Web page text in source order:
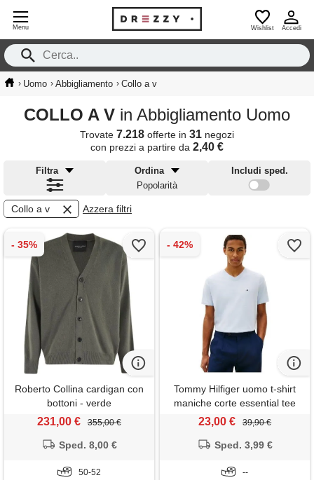
Menu Wishlist Accedi
› Uomo › Abbigliamento › Collo a v
COLLO A V in Abbigliamento Uomo
Trovate 7.218 offerte in 31 negozi
con prezzi a partire da 2,40 €
Filtra
Ordina
Popolarità
Includi sped.
Collo a v Azzera filtri
Roberto Collina cardigan con
bottoni - verde
231,00 € 355,00 €
Sped. 8,00 €
50-52
Tommy Hilfiger uomo t-shirt
maniche corte essential tee
con scollo a v, blu (breezy
23,00 € 39,90 €
Sped. 3,99 €
--